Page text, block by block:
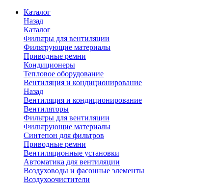
Каталог
Назад
Каталог
Фильтры для вентиляции
Фильтрующие материалы
Приводные ремни
Кондиционеры
Тепловое оборудование
Вентиляция и кондиционирование
Назад
Вентиляция и кондиционирование
Вентиляторы
Фильтры для вентиляции
Фильтрующие материалы
Синтепон для фильтров
Приводные ремни
Вентиляционные установки
Автоматика для вентиляции
Воздуховоды и фасонные элементы
Воздухоочистители